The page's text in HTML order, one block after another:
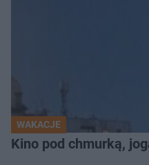
WAKACJE
Kino pod chmurką,